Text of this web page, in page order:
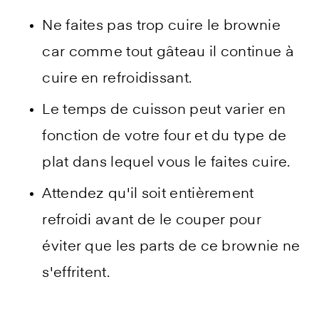
Ne faites pas trop cuire le brownie
car comme tout gâteau il continue à
cuire en refroidissant.
Le temps de cuisson peut varier en
fonction de votre four et du type de
plat dans lequel vous le faites cuire.
Attendez qu'il soit entièrement
refroidi avant de le couper pour
éviter que les parts de ce brownie ne
s'effritent.